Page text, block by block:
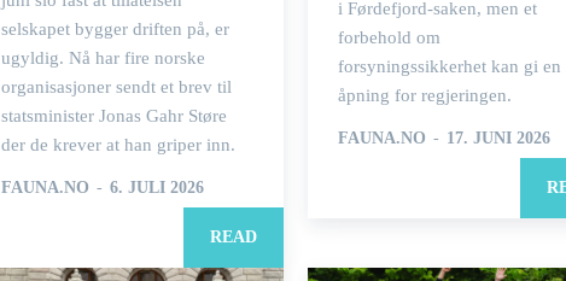
selskapet bygger driften på, er
ugyldig. Nå har fire norske
organisasjoner sendt et brev til
statsminister Jonas Gahr Støre
der de krever at han griper inn.
FAUNA.NO - 6. JULI 2026
READ
i Førdefjord-saken, men et
forbehold om
forsyningssikkerhet kan gi en
åpning for regjeringen.
FAUNA.NO - 17. JUNI 2026